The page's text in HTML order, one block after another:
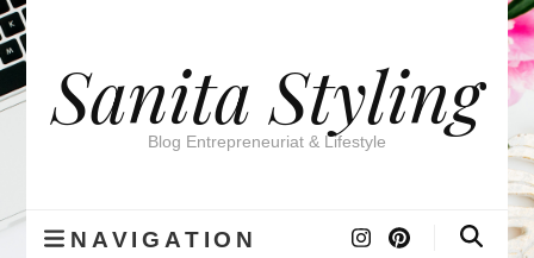
Sanita Styling
Blog Entrepreneuriat & Lifestyle
NAVIGATION